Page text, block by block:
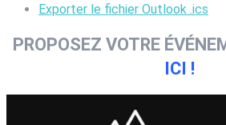
Exporter le fichier Outlook .ics
PROPOSEZ VOTRE
ICI !